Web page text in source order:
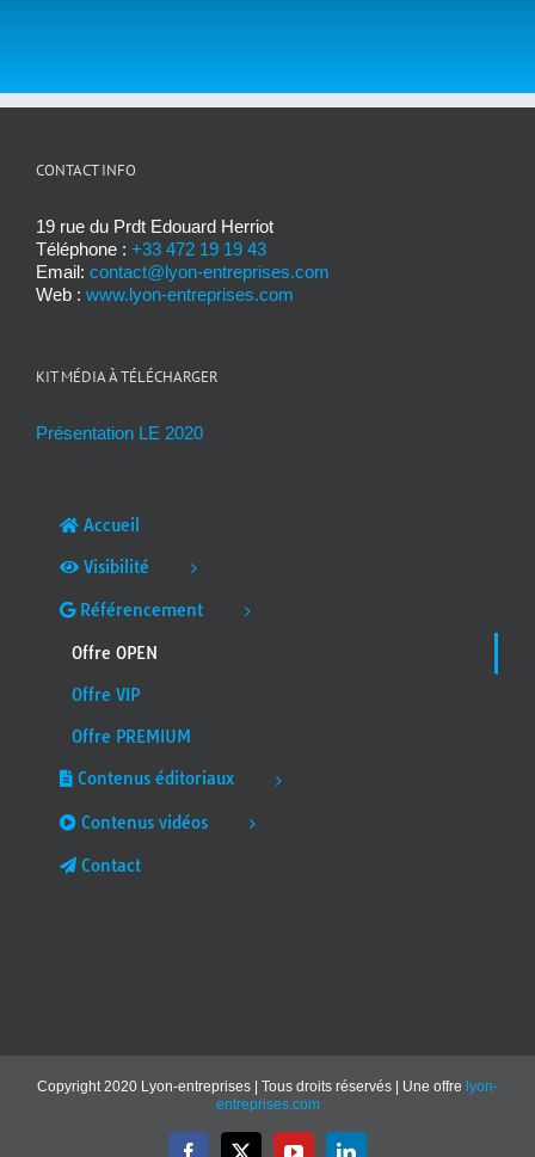
CONTACT INFO
19 rue du Prdt Edouard Herriot
Téléphone : +33 472 19 19 43
Email: contact@lyon-entreprises.com
Web : www.lyon-entreprises.com
KIT MÉDIA À TÉLÉCHARGER
Présentation LE 2020
Accueil
Visibilité
Référencement
Offre OPEN
Offre VIP
Offre PREMIUM
Contenus éditoriaux
Contenus vidéos
Contact
Copyright 2020 Lyon-entreprises | Tous droits réservés | Une offre lyon-
entreprises.com